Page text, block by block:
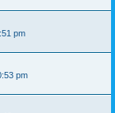
pm
pm